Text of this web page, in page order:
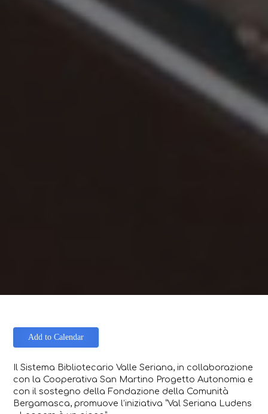
Add to Calendar
Il Sistema Bibliotecario Valle Seriana, in collaborazione
con la Cooperativa San Martino Progetto Autonomia e
con il sostegno della Fondazione della Comunità
Bergamasca, promuove l’iniziativa “Val Seriana Ludens